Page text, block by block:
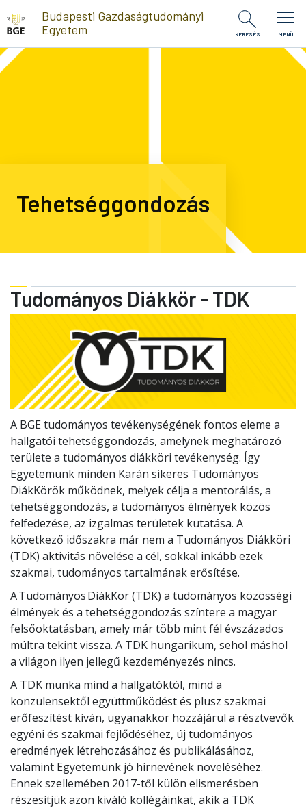
Ugrás a tartalomra
Budapesti Gazdaságtudományi
Egyetem
KERESÉS MENÜ
Tehetséggondozás
Tudományos Diákkör - TDK
A BGE tudományos tevékenységének fontos eleme a
hallgatói tehetséggondozás, amelynek meghatározó
területe a tudományos diákköri tevékenység. Így
Egyetemünk minden Karán sikeres Tudományos
DiákKörök működnek, melyek célja a mentorálás, a
tehetséggondozás, a tudományos élmények közös
felfedezése, az izgalmas területek kutatása. A
következő időszakra már nem a Tudományos Diákköri
(TDK) aktivitás növelése a cél, sokkal inkább ezek
szakmai, tudományos tartalmának erősítése.
A Tudományos DiákKör (TDK) a tudományos közösségi
élmények és a tehetséggondozás színtere a magyar
felsőoktatásban, amely már több mint fél évszázados
múltra tekint vissza. A TDK hungarikum, sehol máshol
a világon ilyen jellegű kezdeményezés nincs.
A TDK munka mind a hallgatóktól, mind a
konzulensektől együttműködést és plusz szakmai
erőfeszítést kíván, ugyanakkor hozzájárul a résztvevők
egyéni és szakmai fejlődéséhez, új tudományos
eredmények létrehozásához és publikálásához,
valamint Egyetemünk jó hírnevének növeléséhez.
Ennek szellemében 2017-től külön elismerésben
részesítjük azon kiváló kollégáinkat, akik a TDK